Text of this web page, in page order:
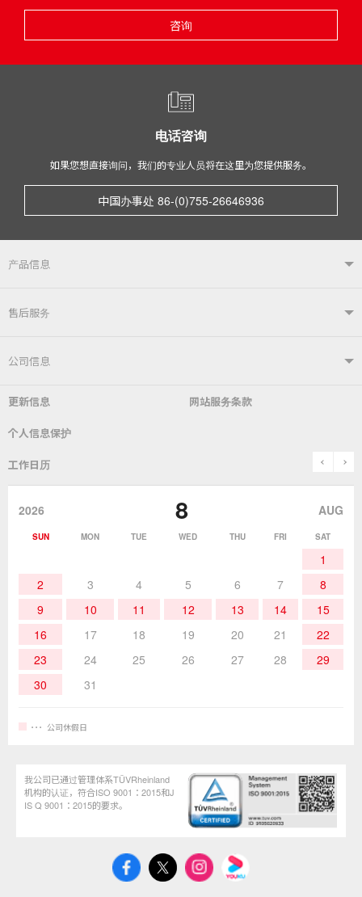
咨询
电话咨询
如果您想直接询问，我们的专业人员将在这里为您提供服务。
中国办事处 86-(0)755-26646936
产品信息
产品信息TOP
自动焊接系统
自动送锡装置 焊嘴温度计／电烙铁综合测试仪
作业用材料 热加工
作业辅助工具
售后服务
售后服务TOP
常见问题 综合目录
公司信息
公司简介 社长致辞
更新信息 网站服务条款
个人信息保护
工作日历 prev
2026 8 AUG
SUN MON TUE WED THU FRI SAT
1
2
3 4 5 6 7
8
9
10 11 12 13 14
15
16
17 18 19 20 21
22
23
24 25 26 27 28
29
30
31
公司休假日
我公司已通过管理体系TÜVRheinland
机构的认证，符合ISO 9001：2015和J
IS Q 9001：2015的要求。